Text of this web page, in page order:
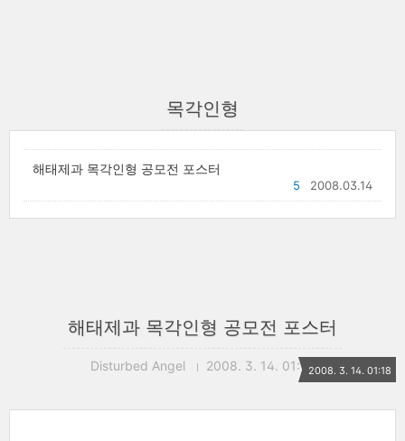
목각인형
해태제과 목각인형 공모전 포스터
2008.03.14
5
해태제과 목각인형 공모전 포스터
Disturbed Angel 2008. 3. 14. 01:182008. 3. 14. 01:18